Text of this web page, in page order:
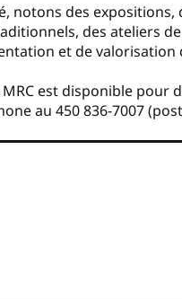
notons des
des ateliers
et de valorisation
est disponible
au 450 836-7007